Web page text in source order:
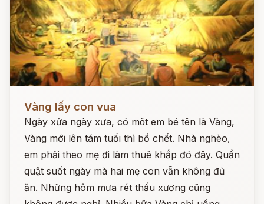
Vàng lấy con vua
Ngày xửa ngày xưa, có một em bé tên là Vàng,
Vàng mới lên tám tuổi thì bố chết. Nhà nghèo,
em phải theo mẹ đi làm thuê khắp đó đây. Quần
quật suốt ngày mà hai mẹ con vẫn không đủ
ăn. Những hôm mưa rét thấu xương cũng